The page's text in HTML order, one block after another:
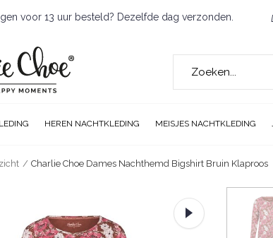
HEREN NACHTKLEDING MEISJES NACHTKLEDING
voor 13 uur besteld? Dezelfde dag verzonden.
Charlie Choe Dames Nachthemd Bigshirt Bruin Klaproos